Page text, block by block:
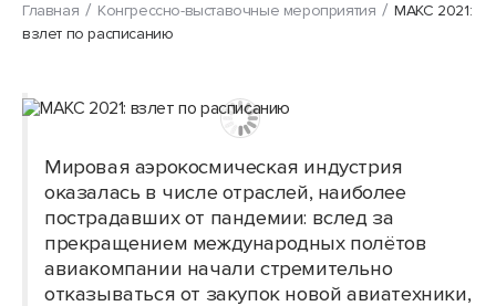
Главная Конгрессно-выставочные мероприятия
МАКС 2021:
взлет по расписанию
Мировая аэрокосмическая индустрия
оказалась в числе отраслей, наиболее
пострадавших от пандемии: вслед за
прекращением международных полётов
авиакомпании начали стремительно
отказываться от закупок новой авиатехники,